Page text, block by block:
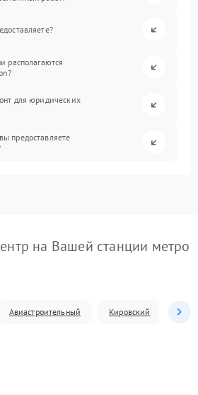
располагаются
для юридических
предоставляете
на Вашей станции метро
Авиастроительный Кировский